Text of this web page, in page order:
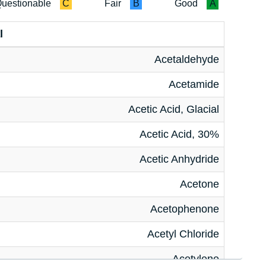
A
Good
B
Fair
C
Acetaldehyde
Acetamide
Acetic Acid, Glacial
Acetic Acid, 30%
Acetic Anhydride
Acetone
Acetophenone
Acetyl Chloride
Acetylene